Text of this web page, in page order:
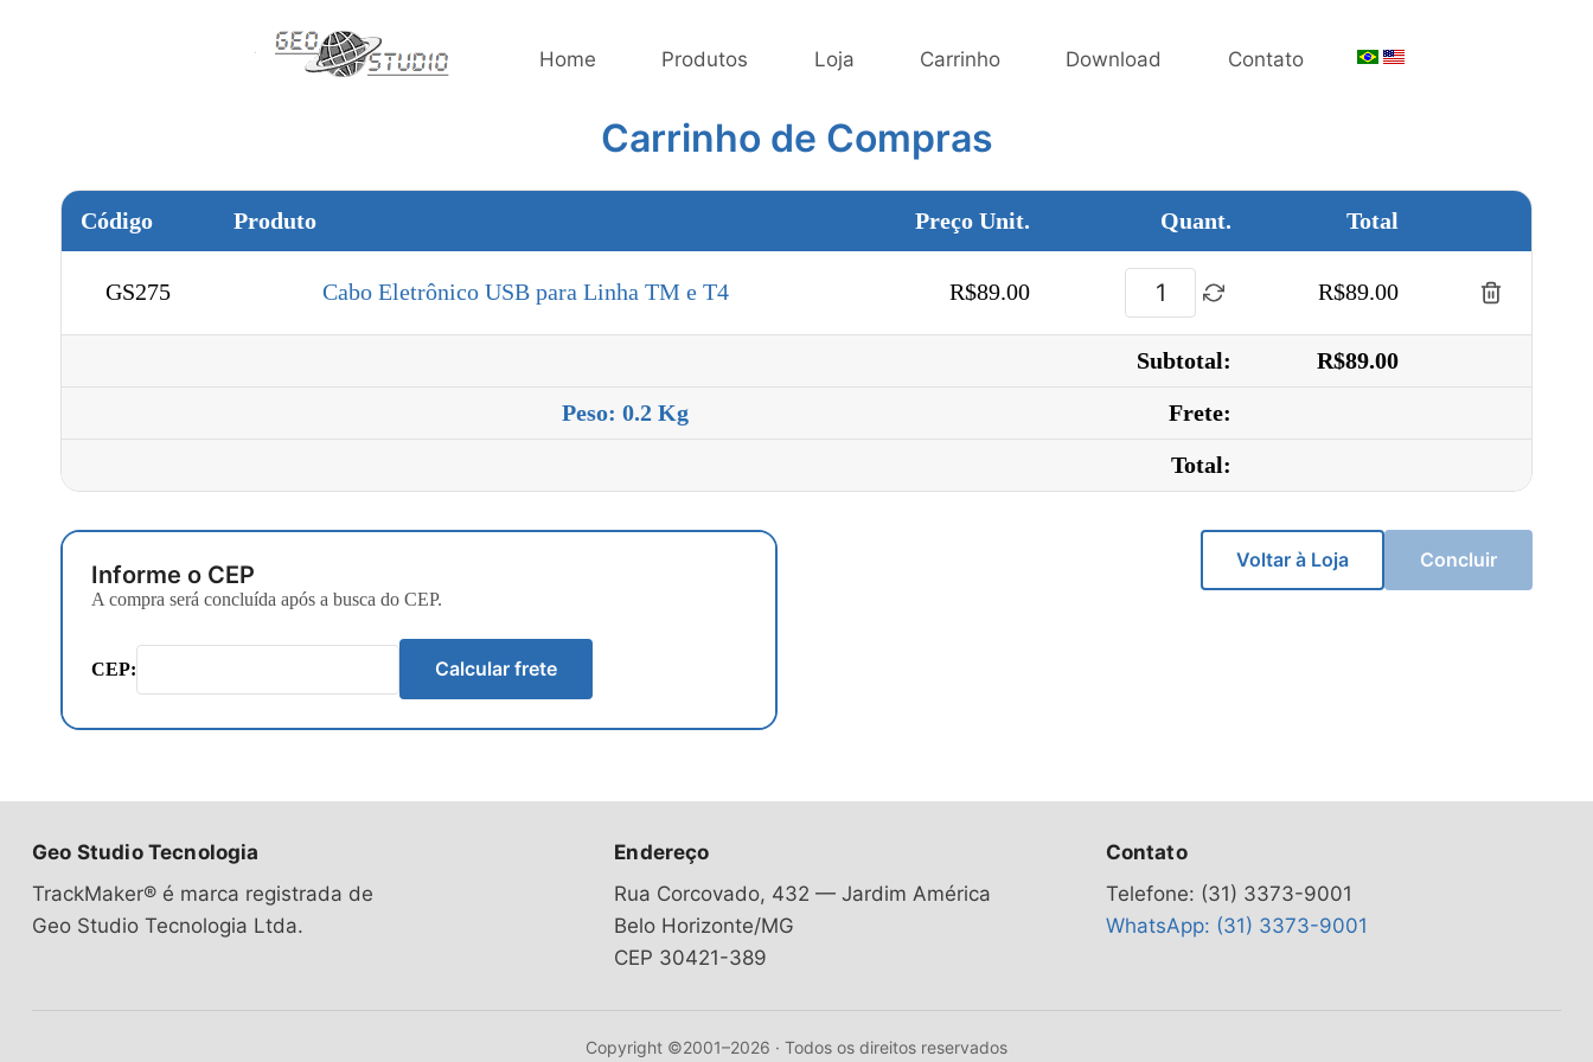
Home Produtos Loja Carrinho Download Contato
Carrinho de Compras
Código Produto Preço Unit. Quant. Total
GS275 Cabo Eletrônico USB para Linha TM e T4 R$89.00 R$89.00
Subtotal:
R$89.00
Peso: 0.2 Kg
Frete:
Total:
Informe o CEP
A compra será concluída após a busca do CEP.
CEP: Calcular frete
Voltar à Loja Concluir
Geo Studio Tecnologia
TrackMaker® é marca registrada de
Geo Studio Tecnologia Ltda.
Endereço
Rua Corcovado, 432 — Jardim América
Belo Horizonte/MG
CEP 30421-389
Contato
Telefone: (31) 3373-9001
WhatsApp: (31) 3373-9001
Copyright ©2001–2026 · Todos os direitos reservados